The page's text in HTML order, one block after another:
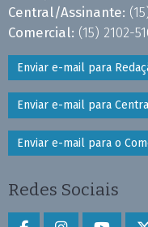
Central/Assinante:
Comercial: (15) 2102-
Enviar e-mail para
Enviar e-mail para
Enviar e-mail para o
Redes Sociais